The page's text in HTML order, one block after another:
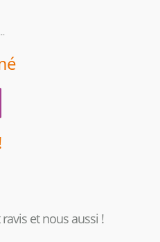
et nous aussi !